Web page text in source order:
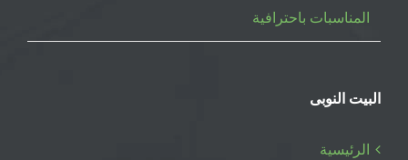
المناسبات باحترافية
البيت النوبى
الرئيسية